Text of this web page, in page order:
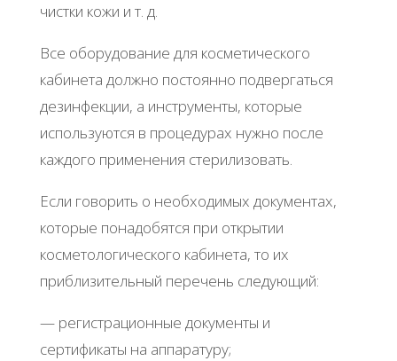
чистки кожи и т. д.
Все оборудование для косметического
кабинета должно постоянно подвергаться
дезинфекции, а инструменты, которые
используются в процедурах нужно после
каждого применения стерилизовать.
Если говорить о необходимых документах,
которые понадобятся при открытии
косметологического кабинета, то их
приблизительный перечень следующий:
— регистрационные документы и
сертификаты на аппаратуру;